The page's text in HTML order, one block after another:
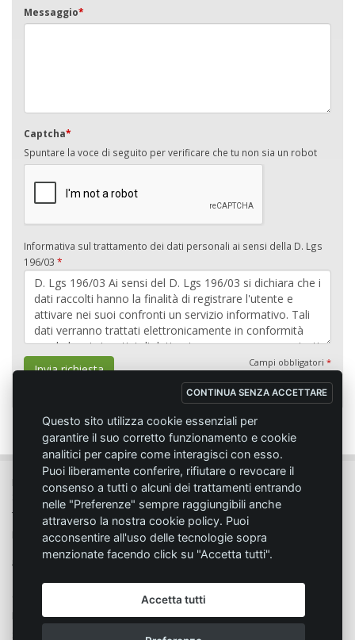
Messaggio*
Captcha*
Spuntare la voce di seguito per verificare che tu non sia un robot
Informativa sul trattamento dei dati personali ai sensi della D. Lgs
196/03 *
Invia richiesta Campi obbligatori *
CONTINUA SENZA ACCETTARE
Questo sito utilizza cookie essenziali per
garantire il suo corretto funzionamento e cookie
analitici per capire come interagisci con esso.
Puoi liberamente conferire, rifiutare o revocare il
consenso a tutti o alcuni dei trattamenti entrando
nelle "Preferenze" sempre raggiungibili anche
attraverso la nostra cookie policy. Puoi
acconsentire all'uso delle tecnologie sopra
menzionate facendo click su "Accetta tutti".
Accetta tutti
MC SPORT MARKET LODI - Via del Lavoro, 14 - 26817 SAN MARTINO IN
STRADA (LO)
Tel. 0371.432774 - Fax 0371.432775 - Email:info@emmecisport.com
P.IVA 06749350150 - Iscriz. Trib. Lodi n° 4287 - C.C.I.A.A. n° 1122943
Modalità d'acquisto
Privacy
Cookie policy